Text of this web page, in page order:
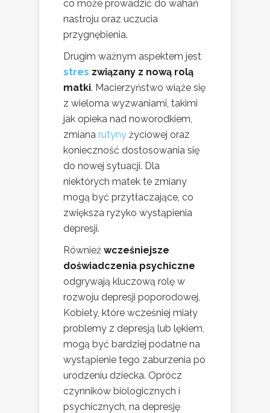
co może prowadzić do wahań
nastroju oraz uczucia
przygnębienia.
Drugim ważnym aspektem jest
stres związany z nową rolą
matki. Macierzyństwo wiąże się
z wieloma wyzwaniami, takimi
jak opieka nad noworodkiem,
zmiana rutyny życiowej oraz
konieczność dostosowania się
do nowej sytuacji. Dla
niektórych matek te zmiany
mogą być przytłaczające, co
zwiększa ryzyko wystąpienia
depresji.
Również wcześniejsze
doświadczenia psychiczne
odgrywają kluczową rolę w
rozwoju depresji poporodowej.
Kobiety, które wcześniej miały
problemy z depresją lub lękiem,
mogą być bardziej podatne na
wystąpienie tego zaburzenia po
urodzeniu dziecka. Oprócz
czynników biologicznych i
psychicznych, na depresję